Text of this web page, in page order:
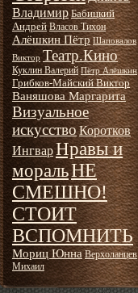
Владимир Бабицкий
Андрей Власов Тихон
Алёшкин Пётр Шаповалов
Виктор Театр.Кино
Куклин Валерий Пётр Алёшкин
Грибков-Майский Виктор
Ваняшова Маргарита
Визуальное
искусство Коротков
ИнгварНравы и
моральНЕ
СМЕШНО!
СТОИТ
ВСПОМНИТЬ
Мориц Юнна Верхоланцев
Михаил